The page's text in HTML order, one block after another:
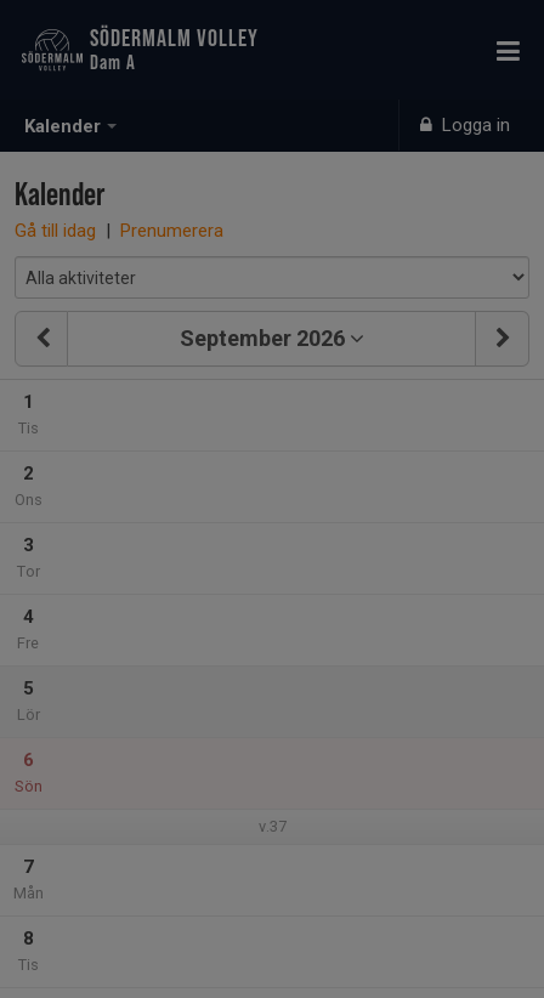
Kalender Logga in
SÖDERMALM VOLLEY
Dam A
Kalender
Gå till idag | Prenumerera
September 2026
1
Tis
2
Ons
3
Tor
4
Fre
5
Lör
6
Sön
v.37
7
Mån
8
Tis